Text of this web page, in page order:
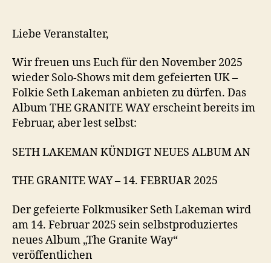
Liebe Veranstalter,
Wir freuen uns Euch für den November 2025
wieder Solo-Shows mit dem gefeierten UK –
Folkie Seth Lakeman anbieten zu dürfen. Das
Album THE GRANITE WAY erscheint bereits im
Februar, aber lest selbst:
SETH LAKEMAN KÜNDIGT NEUES ALBUM AN
THE GRANITE WAY – 14. FEBRUAR 2025
Der gefeierte Folkmusiker Seth Lakeman wird
am 14. Februar 2025 sein selbstproduziertes
neues Album „The Granite Way“
veröffentlichen